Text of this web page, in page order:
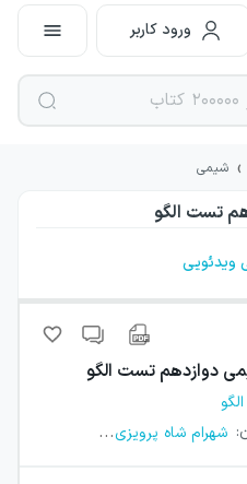
ورود کاربر
› شیمی
تست الگو
ویدئویی
دوازدهم تست الگو
الگو
: شهرام شاه پرویزی...